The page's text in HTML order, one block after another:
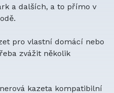
a dalších, a to přímo v
pro vlastní domácí nebo
zvážit několik
kazeta kompatibilní